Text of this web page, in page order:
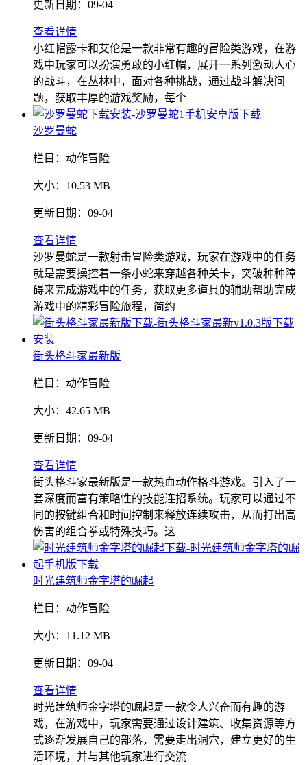
更新日期： 09-04
查看详情
小红帽露卡和艾伦是一款非常有趣的冒险类游戏，在游
戏中玩家可以扮演勇敢的小红帽，展开一系列激动人心
的战斗，在丛林中，面对各种挑战，通过战斗解决问
题，获取丰厚的游戏奖励，每个
沙罗曼蛇
栏目： 动作冒险
大小： 10.53 MB
更新日期： 09-04
查看详情
沙罗曼蛇是一款射击冒险类游戏，玩家在游戏中的任务
就是需要操控着一条小蛇来穿越各种关卡，突破种种障
碍来完成游戏中的任务，获取更多道具的辅助帮助完成
游戏中的精彩冒险旅程，简约
街头格斗家最新版
栏目： 动作冒险
大小： 42.65 MB
更新日期： 09-04
查看详情
街头格斗家最新版是一款热血动作格斗游戏。引入了一
套深度而富有策略性的技能连招系统。玩家可以通过不
同的按键组合和时间控制来释放连续攻击，从而打出高
伤害的组合拳或特殊技巧。这
时光建筑师金字塔的崛起
栏目： 动作冒险
大小： 11.12 MB
更新日期： 09-04
查看详情
时光建筑师金字塔的崛起是一款令人兴奋而有趣的游
戏，在游戏中，玩家需要通过设计建筑、收集资源等方
式逐渐发展自己的部落，需要走出洞穴，建立更好的生
活环境，并与其他玩家进行交流